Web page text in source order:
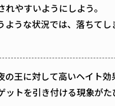
やすいようにしよう。
うな状況では、落ちて
王に対して高いヘイト
トを引き付ける現象がた